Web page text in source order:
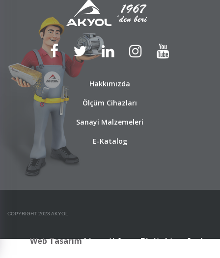
Hakkımızda
Ölçüm Cihazları
Sanayi Malzemeleri
E-Katalog
COPYRIGHT 2023 AKYOL
Web Tasarımhizmeti Arma Digital tarafından